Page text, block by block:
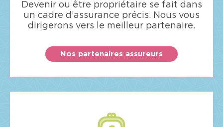
Devenir ou être propriétaire se fait dans
un cadre d’assurance précis. Nous vous
dirigerons vers le meilleur partenaire.
Nos partenaires assureurs